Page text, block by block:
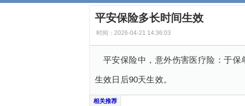
平安保险多长时间生效
时间：2026-04-21 14:36:03
平安保险中，意外伤害医疗险：于
生效日后90天生效。